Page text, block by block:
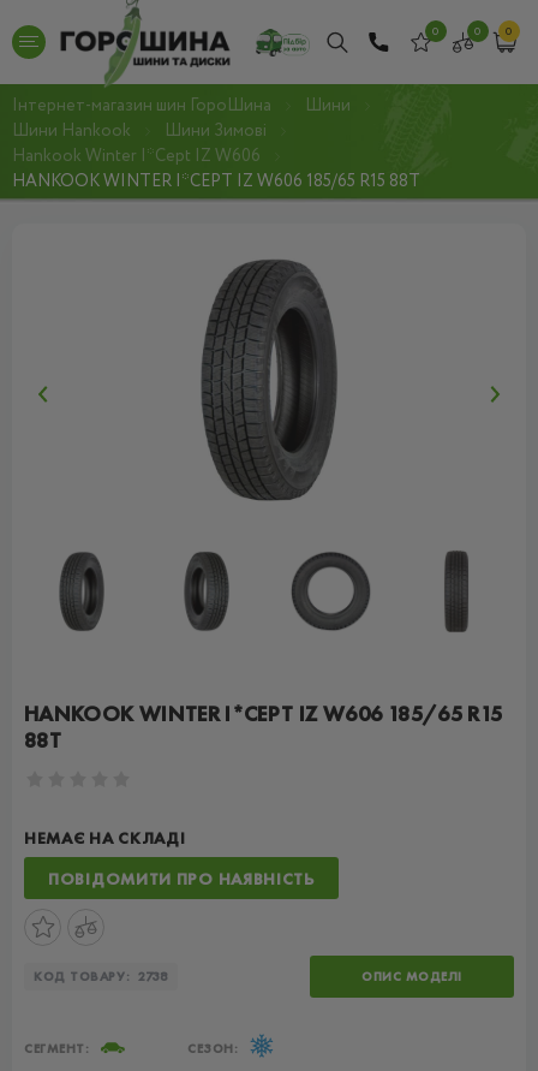
0 0 0
Інтернет-магазин шин ГороШина
Шини
Шини Hankook
Шини Зимові
Hankook Winter I*Cept IZ W606
HANKOOK WINTER I*CEPT IZ W606 185/65 R15 88T
HANKOOK WINTER I*CEPT IZ W606 185/65 R15
88T
НЕМАЄ НА СКЛАДІ
ПОВІДОМИТИ ПРО НАЯВНІСТЬ
КОД ТОВАРУ: 2738 ОПИС МОДЕЛІ
СЕГМЕНТ: СЕЗОН: